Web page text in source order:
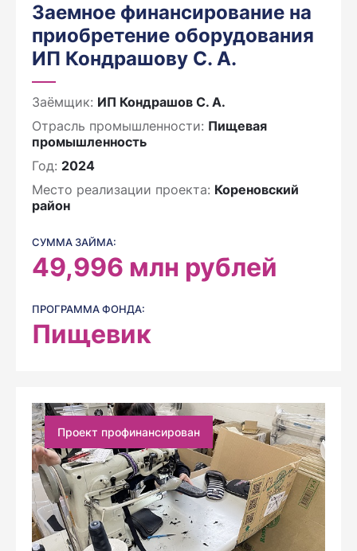
Заемное финансирование на
приобретение оборудования
ИП Кондрашову С. А.
Заёмщик: ИП Кондрашов С. А.
Отрасль промышленности: Пищевая
промышленность
Год: 2024
Место реализации проекта: Кореновский
район
СУММА ЗАЙМА:
49,996 млн рублей
ПРОГРАММА ФОНДА:
Пищевик
Проект профинансирован